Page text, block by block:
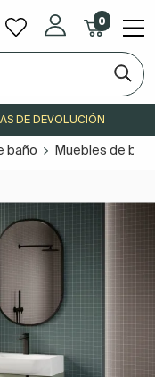
0
DE DEVOLUCIÓN
baño Muebles de